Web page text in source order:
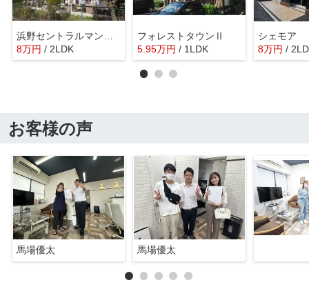
8万円 / 2LDK
フォレストタウンⅡ
5.95万円 / 1LDK
シェモア
8万円 /
お客様の声
馬場優太 馬場優太